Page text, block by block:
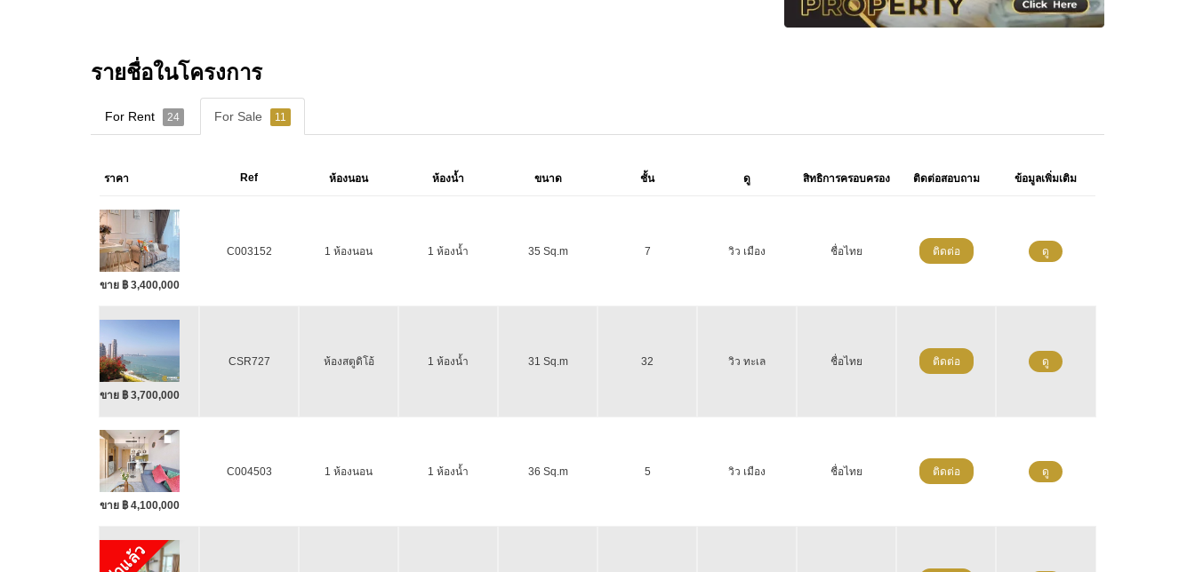
รายชื่อในโครงการ
For Rent 24 For Sale 11
ราคา Ref ห้องนอน ห้องน้ำ ขนาด ชั้น ดู สิทธิการครอบครอง ติดต่อสอบถาม ข้อมูลเพิ่มเติม
ขาย ฿ 3,400,000
C003152 1 ห้องนอน 1 ห้องน้ำ 35 Sq.m 7 วิว เมือง ชื่อไทย ติดต่อ ดู
ขาย ฿ 3,700,000
CSR727 ห้องสตูดิโอ้ 1 ห้องน้ำ 31 Sq.m 32 วิว ทะเล ชื่อไทย ติดต่อ ดู
ขาย ฿ 4,100,000
C004503 1 ห้องนอน 1 ห้องน้ำ 36 Sq.m 5 วิว เมือง ชื่อไทย ติดต่อ ดู